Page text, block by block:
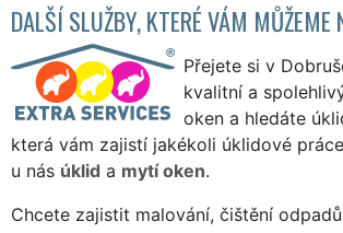
DALŠÍ SLUŽBY, KTERÉ VÁM MŮŽEME
Přejete si v
kvalitní a
oken a hledáte
která vám zajistí jakékoli úklidové
u nás úklid a mytí oken.
Chcete zajistit malování, čištění